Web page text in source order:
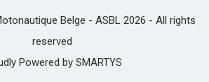
Belge - ASBL 2026 - All rights
reserved
Powered by SMARTYS